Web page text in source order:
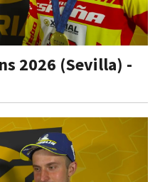
2026 (Sevilla) -